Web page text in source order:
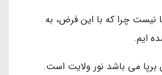
نيست چرا كه با اين فرض، به
ايم.
برپا مى باشد نور ولايت است.